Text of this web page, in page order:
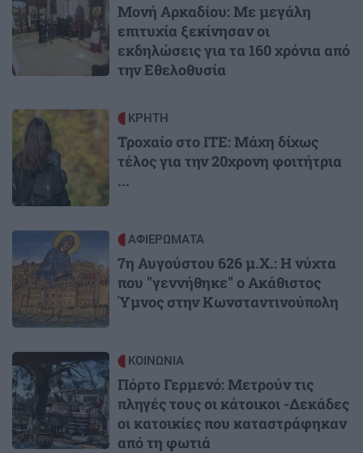
Μονή Αρκαδίου: Με μεγάλη
επιτυχία ξεκίνησαν οι
εκδηλώσεις για τα 160 χρόνια από
την Εθελοθυσία
Image ΚΡΗΤΗ
Τροχαίο στο ΙΤΕ: Μάχη δίχως
τέλος για την 20χρονη φοιτήτρια
...
ΑΦΙΕΡΩΜΑΤΑ
7η Αυγούστου 626 μ.Χ.: Η νύχτα
που "γεννήθηκε" ο Ακάθιστος
Ύμνος στην Κωνσταντινούπολη
Image ΚΟΙΝΩΝΙΑ
Πόρτο Γερμενό: Μετρούν τις
πληγές τους οι κάτοικοι -Δεκάδες
οι κατοικίες που καταστράφηκαν
από τη φωτιά